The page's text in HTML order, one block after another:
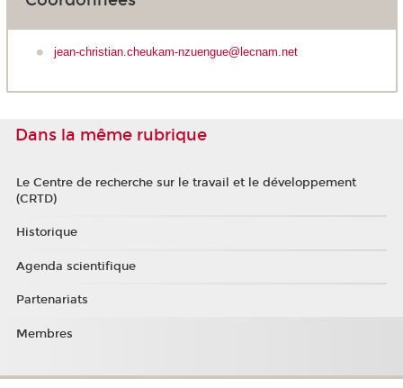
jean-christian.cheukam-nzuengue@lecnam.net
Dans la même rubrique
Le Centre de recherche sur le travail et le développement
(CRTD)
Historique
Agenda scientifique
Partenariats
Membres